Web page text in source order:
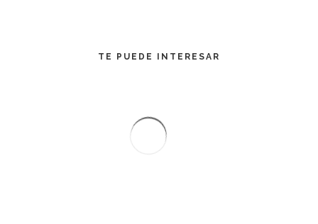
TE PUEDE INTERESAR